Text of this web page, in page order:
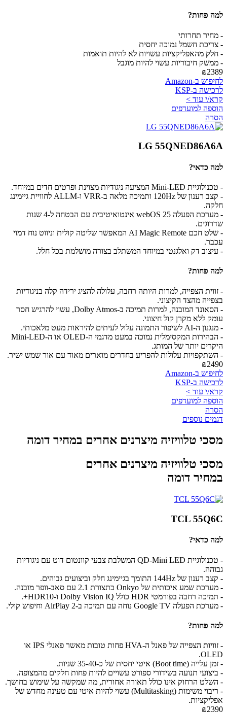
למה פחות?
- מחיר תחרותי
- צריכת חשמל נמוכה יחסית
- חלק מהאפליקציות עשויות לא להיות תואמות
- ממשק חיבוריות עשוי להיות מוגבל
₪2389
לחיפוש ב-Amazon
לרכישה ב-KSP
קרא/י עוד >
הוספה למועדפים
הסרה
LG 55QNED86A6A
למה כדאי?
- טכנולוגיית Mini-LED המציעה ניגודיות מצוינת ופרטים חדים במיוחד.
- קצב רענון של 120Hz ותמיכה מלאה ב-VRR ו-ALLM לחוויית גיימינג
חלקה.
- מערכת הפעלה webOS 25 אינטואיטיבית עם הבטחה ל-4 שנות
שדרוגים.
- שלט חכם AI Magic Remote המאפשר שליטה קולית וניווט נוח דמוי
עכבר.
- עיצוב דק ואלגנטי במיוחד המשתלב בצורה מושלמת בכל חלל.
למה פחות?
- זווית הצפייה, למרות היותה רחבה, עלולה להציג ירידה קלה בניגודיות
בצפייה מהצד הקיצוני.
- הסאונד המובנה, למרות תמיכה ב-Dolby Atmos, עשוי להרגיש חסר
עומק ללא מקרן קול חיצוני.
- מנגנון ה-AI לשיפור התמונה עלול לעיתים להיראות מעט מלאכותי.
- הבהירות המקסימלית נמוכה במעט מדגמי ה-OLED או ה-Mini-LED
היקרים יותר של המותג.
- השתקפויות עלולות להפריע בחדרים מוארים מאוד עם אור שמש ישיר.
₪2490
לחיפוש ב-Amazon
לרכישה ב-KSP
קרא/י עוד >
הוספה למועדפים
הסרה
דגמים נוספים
מסכי טלוויזיה מיצרנים אחרים במחיר דומה
מסכי טלוויזיה מיצרנים אחרים
במחיר דומה
TCL 55Q6C
למה כדאי?
- טכנולוגיית QD-Mini LED המשלבת צבעי קוונטום דוט עם ניגודיות
גבוהה.
- קצב רענון של 144Hz התומך בגיימינג חלק וביצועים גבוהים.
- מערכת שמע איכותית של Onkyo בתצורת 2.1 עם סאב-וופר מובנה.
- תמיכה רחבה בפורמטי HDR כולל Dolby Vision IQ ו-HDR10+.
- מערכת הפעלה Google TV נוחה עם תמיכה ב-AirPlay 2 וחיפוש קולי.
למה פחות?
- זוויות הצפייה של פאנל ה-HVA פחות טובות מאשר פאנלי IPS או
OLED.
- זמן עלייה (Boot time) איטי יחסית של כ-35-40 שניות.
- ביצועי תנועה בשידורי ספורט עשויים להיות פחות חלקים מהמצופה.
- השלט הרחוק אינו כולל תאורה אחורית, מה שמקשה על שימוש בחושך.
- ריבוי משימות (Multitasking) עשוי להיות איטי עם טעינה מחדש של
אפליקציות.
₪2390